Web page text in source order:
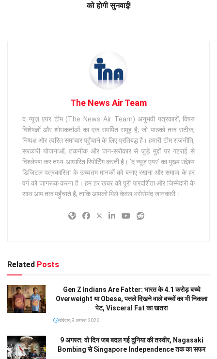
को होगी सुनवाई!
The News Air Team
द न्यूज़ एयर टीम (The News Air Team) अनुभवी पत्रकारों, विषय
विशेषज्ञों और शोधकर्ताओं का एक समर्पित समूह है, जो पाठकों तक सटीक,
निष्पक्ष और त्वरित समाचार पहुँचाने के लिए प्रतिबद्ध है। हमारी टीम राजनीति,
सरकारी योजनाओं, तकनीक और जन-सरोकार से जुड़े मुद्दों पर गहराई से
विश्लेषण कर तथ्य-आधारित रिपोर्टिंग करती है। 'द न्यूज़ एयर' का मुख्य उद्देश्य
डिजिटल पत्रकारिता के उच्चतम मानकों को बनाए रखना और समाज के हर
वर्ग को जागरूक करना है। हम हर खबर को पूरी पारदर्शिता और जिम्मेदारी के
साथ आप तक पहुँचाते हैं, ताकि आपको मिले केवल भरोसेमंद जानकारी।
Related Posts
Gen Z Indians Are Fatter: भारत के 4.1 करोड़ बच्चे
Overweight या Obese, पतले दिखने वाले बच्चों का भी निकला
पेट, Visceral Fat का खतरा
रविवार, 9 अगस्त 2026
9 अगस्त: वो दिन जब बदल गई दुनिया की तस्वीर, Nagasaki
Bombing से Singapore Independence तक का सफर